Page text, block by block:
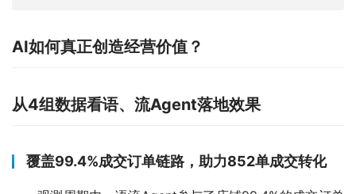
AI如何真正创造经营价值？
从4组数据看语、流Agent落地效果
覆盖99.4%成交订单链路，助力852单成交转化